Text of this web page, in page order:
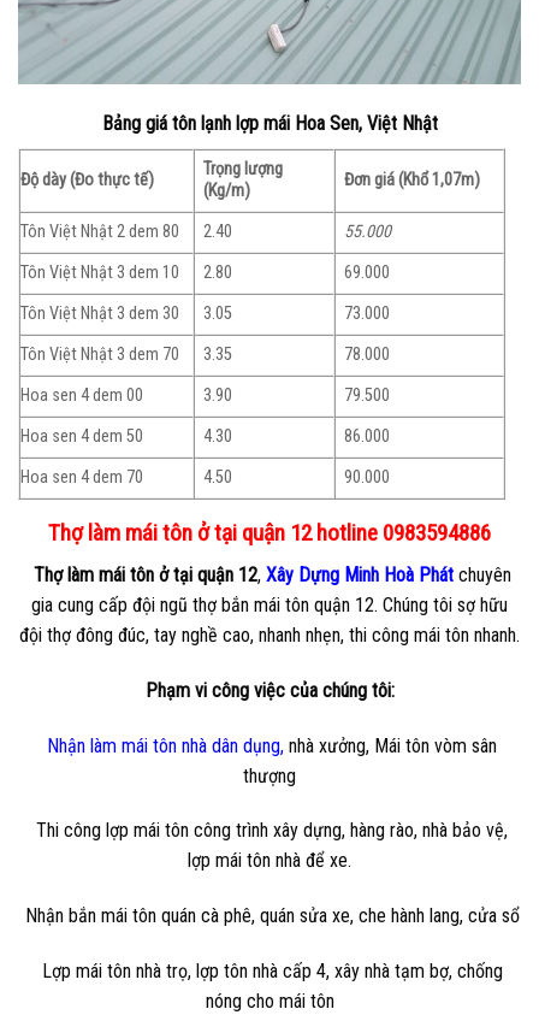
Bảng giá tôn lạnh lợp mái Hoa Sen, Việt Nhật
Độ dày(Đo thực tế)
Trọng lượng
(Kg/m)
Đơn giá (Khổ 1,07m)
Tôn Việt Nhật 2 dem 80 2.40
55.000
Tôn Việt Nhật 3 dem 10
2.80
69.000
Tôn Việt Nhật 3 dem 30
3.05
73.000
Tôn Việt Nhật 3 dem 70
3.35
78.000
Hoa sen 4 dem 00
3.90
79.500
Hoa sen 4 dem 50
4.30
86.000
Hoa sen 4 dem 70
4.50 90.000
Thợ làm mái tôn ở tại quận 12 hotline 0983594886
Thợ làm mái tôn ở tại quận 12, Xây Dựng Minh Hoà Phátchuyên
gia cung cấp đội ngũ thợ bắn mái tôn quận 12. Chúng tôi sợ hữu
đội thợ đông đúc, tay nghề cao, nhanh nhẹn, thi công mái tôn nhanh.
Phạm vi công việc của chúng tôi:
Nhận làm mái tôn nhà dân dụng, nhà xưởng, Mái tôn vòm sân
thượng
Thi công lợp mái tôn công trình xây dựng, hàng rào, nhà bảo vệ,
lợp mái tôn nhà để xe.
Nhận bắn mái tôn quán cà phê, quán sửa xe, che hành lang, cửa sổ
Lợp mái tôn nhà trọ, lợp tôn nhà cấp 4, xây nhà tạm bợ, chống
nóng cho mái tôn